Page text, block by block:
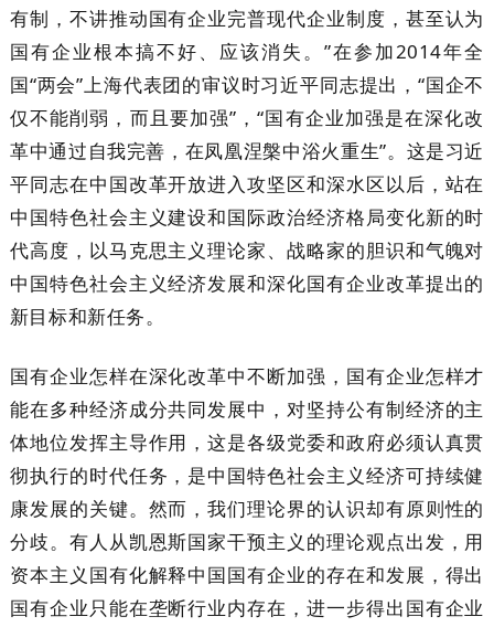
有制，不讲推动国有企业完普现代企业制度，甚至认为
国有企业根本搞不好、应该消失。”在参加2014年全
国“两会”上海代表团的审议时习近平同志提出，“国企不
仅不能削弱，而且要加强”，“国有企业加强是在深化改
革中通过自我完善，在凤凰涅槃中浴火重生”。这是习近
平同志在中国改革开放进入攻坚区和深水区以后，站在
中国特色社会主义建设和国际政治经济格局变化新的时
代高度，以马克思主义理论家、战略家的胆识和气魄对
中国特色社会主义经济发展和深化国有企业改革提出的
新目标和新任务。
国有企业怎样在深化改革中不断加强，国有企业怎样才
能在多种经济成分共同发展中，对坚持公有制经济的主
体地位发挥主导作用，这是各级党委和政府必须认真贯
彻执行的时代任务，是中国特色社会主义经济可持续健
康发展的关键。然而，我们理论界的认识却有原则性的
分歧。有人从凯恩斯国家干预主义的理论观点出发，用
资本主义国有化解释中国国有企业的存在和发展，得出
国有企业只能在垄断行业内存在，进一步得出国有企业